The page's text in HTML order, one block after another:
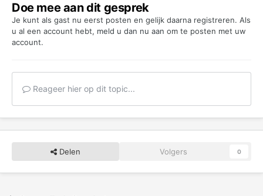
Doe mee aan dit gesprek
Je kunt als gast nu eerst posten en gelijk daarna registreren. Als
u al een account hebt, meld u dan nu aan om te posten met uw
account.
Reageer hier op dit topic...
Delen Volgers 0